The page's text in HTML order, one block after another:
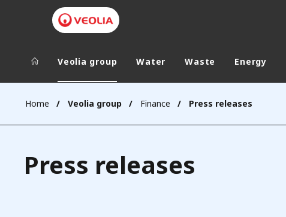
Veolia Group
CAMPUS
FOUNDATION
In the world
Veolia group Water Waste Energy
Home Veolia group Finance Press releases
Press releases